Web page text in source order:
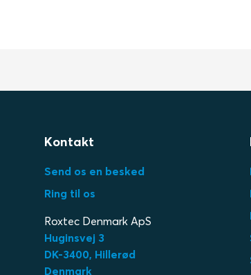
Kontakt
Send os en besked
Ring til os
Roxtec Denmark ApS
Huginsvej 3
DK-3400, Hillerød
Denmark